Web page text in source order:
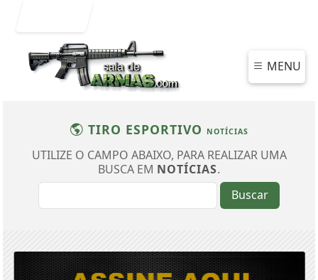
MENU
TIRO ESPORTIVO NOTÍCIAS
UTILIZE O CAMPO ABAIXO, PARA REALIZAR UMA
BUSCA EM NOTÍCIAS.
Buscar